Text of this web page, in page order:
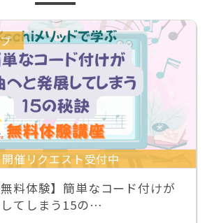
開催リクエスト受付中
無料体験】簡単なコード付けが
てしまう15の…